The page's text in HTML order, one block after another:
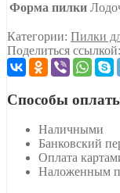
Форма пилки
Категории: Пилки
Поделиться ссылкой:
Способы
Наличными
Банковский
Оплата
Наложенным